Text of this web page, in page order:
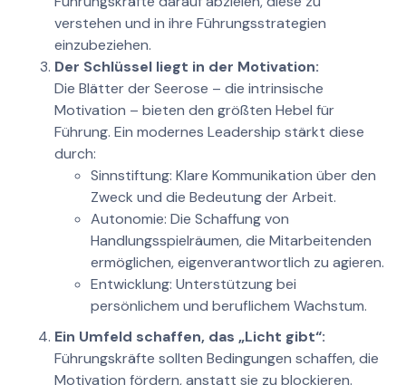
verstehen und in ihre Führungsstrategien
einzubeziehen.
Der Schlüssel liegt in der Motivation:
Die Blätter der Seerose – die intrinsische
Motivation – bieten den größten Hebel für
Führung. Ein modernes Leadership stärkt diese
durch:
Sinnstiftung: Klare Kommunikation über den
Zweck und die Bedeutung der Arbeit.
Autonomie: Die Schaffung von
Handlungsspielräumen, die Mitarbeitenden
ermöglichen, eigenverantwortlich zu agieren.
Entwicklung: Unterstützung bei
persönlichem und beruflichem Wachstum.
Ein Umfeld schaffen, das „Licht gibt“:
Führungskräfte sollten Bedingungen schaffen, die
Motivation fördern, anstatt sie zu blockieren.